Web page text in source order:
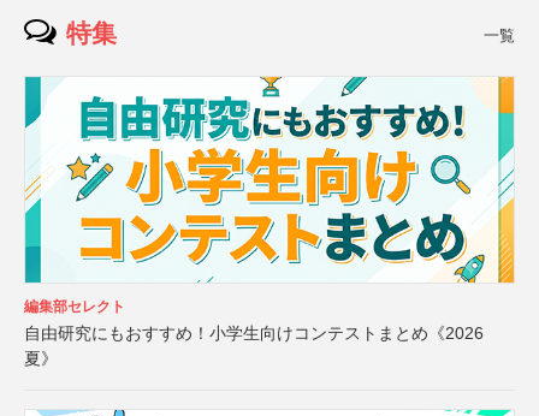
特集 一覧
編集部セレクト
自由研究にもおすすめ！小学生向けコンテストまとめ《2026
夏》